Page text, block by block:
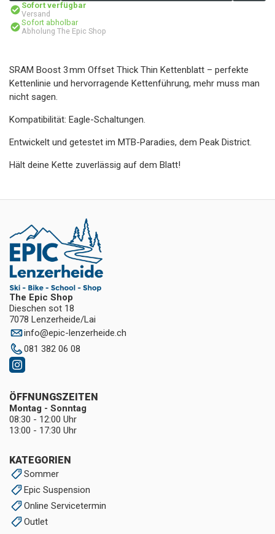
Sofort verfügbar
Versand
Sofort abholbar
Abholung The Epic Shop
SRAM Boost 3 mm Offset Thick Thin Kettenblatt – perfekte
Kettenlinie und hervorragende Kettenführung, mehr muss man
nicht sagen.
Kompatibilität: Eagle-Schaltungen.
Entwickelt und getestet im MTB-Paradies, dem Peak District.
Hält deine Kette zuverlässig auf dem Blatt!
The Epic Shop
Dieschen sot 18
7078 Lenzerheide/Lai
info@epic-lenzerheide.ch
081 382 06 08
KATEGORIEN
Sommer
Epic Suspension
Online Servicetermin
Outlet
ÖFFNUNGSZEITEN
Montag - Sonntag
08:30 - 12:00 Uhr
13:00 - 17:30 Uhr